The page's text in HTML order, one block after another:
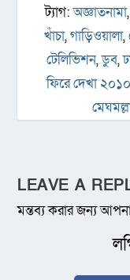
ট্যাগ:অজ্ঞাতনামা
খাঁচা,গাড়িওয়ালা,
টেলিভিশন,ডুব,
ফিরে দেখা
LEAVE A
মন্তব্য করার জন্য